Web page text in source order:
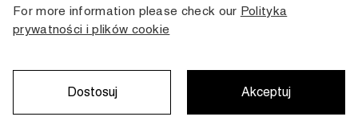
Infolinia czynna
od poniedziałku do piątku
Regulamin
Karta stałego
Klienta
For more information please check our Polityka
prywatności i plików cookie
Dostosuj Akceptuj